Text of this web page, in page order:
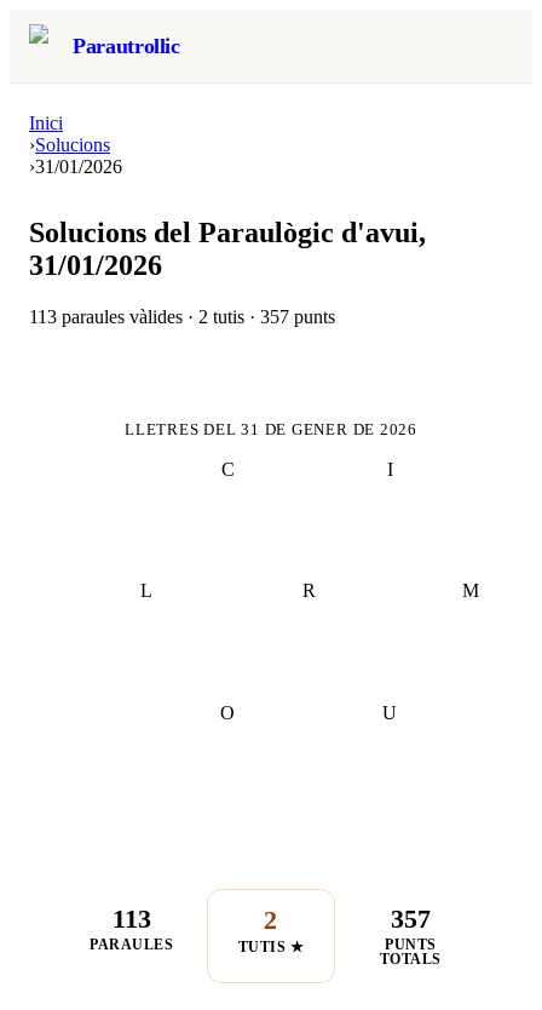
Parautrollic
Inici
›Solucions
›31/01/2026
Solucions del Paraulògic d'avui,
31/01/2026
113 paraules vàlides · 2 tutis · 357 punts
LLETRES DEL31 DE GENER DE 2026
R
C I
L M
O U
113
PARAULES
2
TUTIS ★
357
PUNTS
TOTALS